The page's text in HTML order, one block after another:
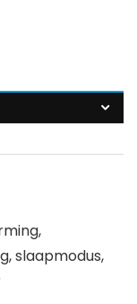
slaapmodus,